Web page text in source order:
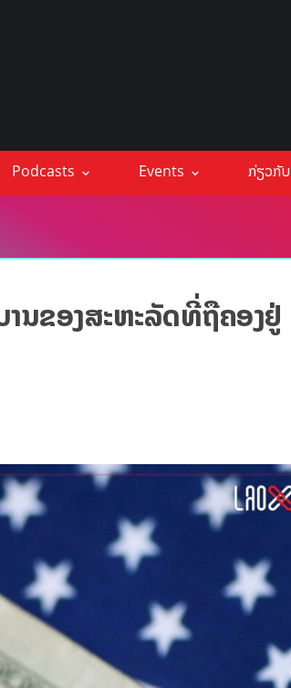
Podcasts Events
ກ່ຽວກັບ
ານຂອງສະຫະລັດທີ່ຖືຄອງຢູ່